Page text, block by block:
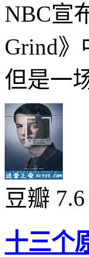
NBC宣
Grind
但是一
豆瓣
十三个